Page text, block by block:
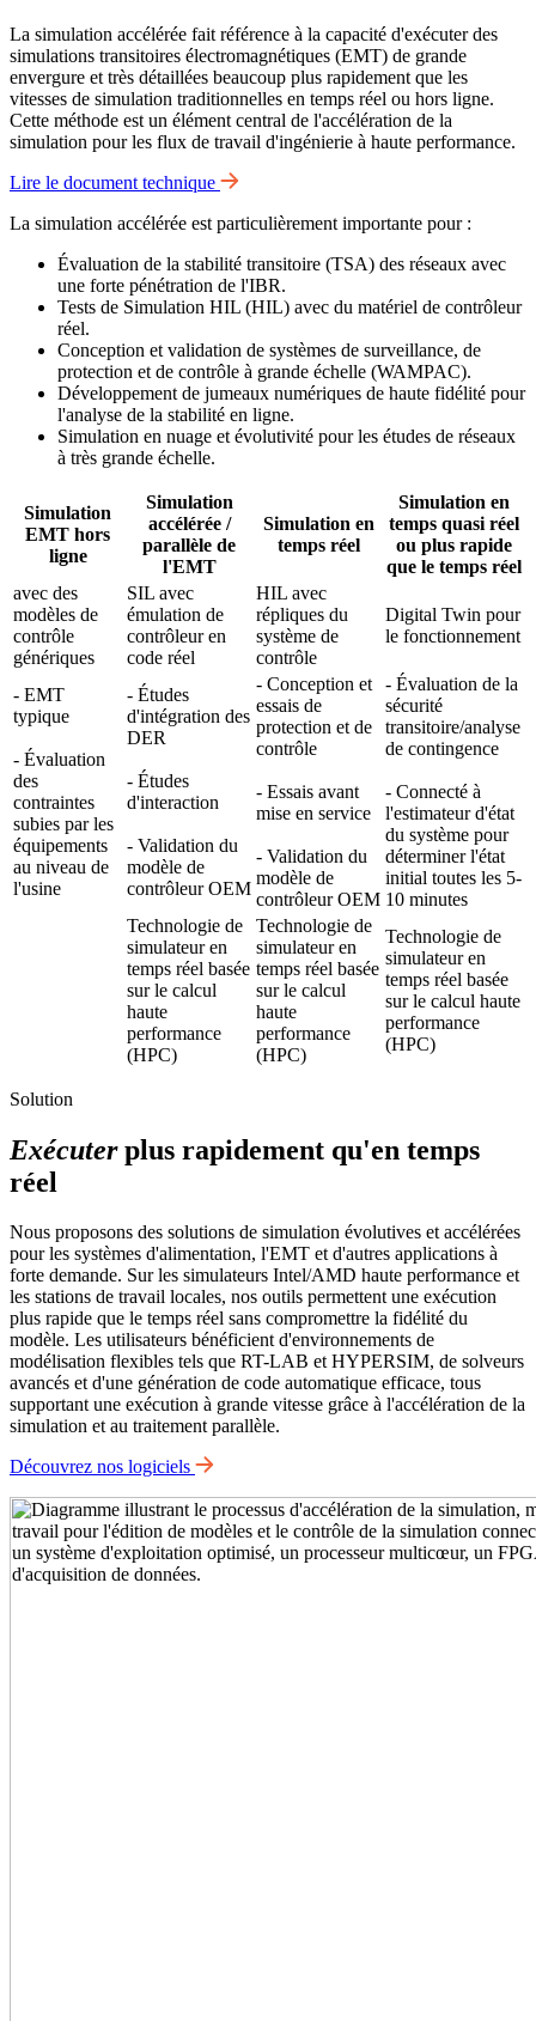
La simulation accélérée fait référence à la capacité d'exécuter des
simulations transitoires électromagnétiques (EMT) de grande
envergure et très détaillées beaucoup plus rapidement que les
vitesses de simulation traditionnelles en temps réel ou hors ligne.
Cette méthode est un élément central de l'accélération de la
simulation pour les flux de travail d'ingénierie à haute performance.
Lire le document technique
La simulation accélérée est particulièrement importante pour :
Évaluation de la stabilité transitoire (TSA) des réseaux avec
une forte pénétration de l'IBR.
Tests de Simulation HIL (HIL) avec du matériel de contrôleur
réel.
Conception et validation de systèmes de surveillance, de
protection et de contrôle à grande échelle (WAMPAC).
Développement de jumeaux numériques de haute fidélité pour
l'analyse de la stabilité en ligne.
Simulation en nuage et évolutivité pour les études de réseaux
à très grande échelle.
Simulation
EMT hors
ligne
Simulation
accélérée /
parallèle de
l'EMT
Simulation en
temps réel
Simulation en
temps quasi réel
ou plus rapide
que le temps réel
avec des
modèles de
contrôle
génériques
SIL avec
émulation de
contrôleur en
code réel
HIL avec
répliques du
système de
contrôle
Digital Twin pour
le fonctionnement
- EMT
typique
- Évaluation
des
contraintes
subies par les
équipements
au niveau de
l'usine
- Études
d'intégration des
DER
- Études
d'interaction
- Validation du
modèle de
contrôleur OEM
- Conception et
essais de
protection et de
contrôle
- Essais avant
mise en service
- Validation du
modèle de
contrôleur OEM
- Évaluation de la
sécurité
transitoire/analyse
de contingence
- Connecté à
l'estimateur d'état
du système pour
déterminer l'état
initial toutes les 5-
10 minutes
Technologie de
simulateur en
temps réel basée
sur le calcul
haute
performance
(HPC)
Technologie de
simulateur en
temps réel basée
sur le calcul
haute
performance
(HPC)
Technologie de
simulateur en
temps réel basée
sur le calcul haute
performance
(HPC)
Solution
Exécuterplus rapidement qu'en temps
réel
Nous proposons des solutions de simulation évolutives et accélérées
pour les systèmes d'alimentation, l'EMT et d'autres applications à
forte demande. Sur les simulateurs Intel/AMD haute performance et
les stations de travail locales, nos outils permettent une exécution
plus rapide que le temps réel sans compromettre la fidélité du
modèle. Les utilisateurs bénéficient d'environnements de
modélisation flexibles tels que RT-LAB et HYPERSIM, de solveurs
avancés et d'une génération de code automatique efficace, tous
supportant une exécution à grande vitesse grâce à l'accélération de la
simulation et au traitement parallèle.
Découvrez nos logiciels